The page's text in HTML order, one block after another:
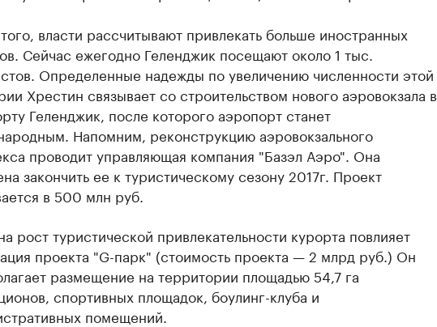
власти рассчитывают привлекать больше иностранных
Сейчас ежегодно Геленджик посещают около 1 тыс.
Определенные надежды по увеличению численности этой
Хрестин связывает со строительством нового аэровокзала в
Геленджик, после которого аэропорт станет
Напомним, реконструкцию аэровокзального
проводит управляющая компания "Базэл Аэро". Она
закончить ее к туристическому сезону 2017г. Проект
в 500 млн руб.
рост туристической привлекательности курорта повлияет
проекта "G-парк" (стоимость проекта — 2 млрд руб.) Он
размещение на территории площадью 54,7 га
спортивных площадок, боулинг-клуба и
помещений.